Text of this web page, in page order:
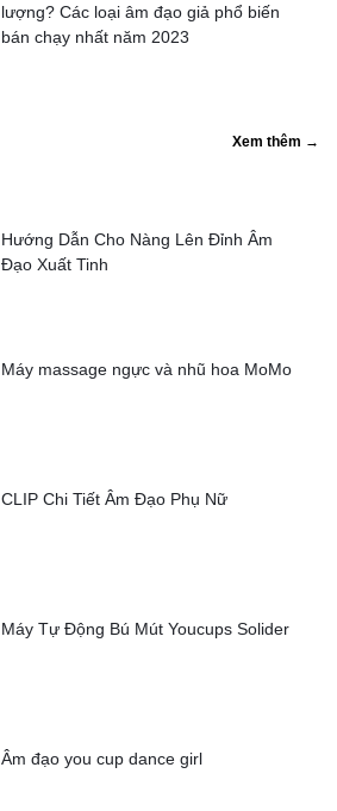
lượng? Các loại âm đạo giả phổ biến
bán chạy nhất năm 2023
Xem thêm →
Hướng Dẫn Cho Nàng Lên Đỉnh Âm
Đạo Xuất Tinh
Máy massage ngực và nhũ hoa MoMo
CLIP Chi Tiết Âm Đạo Phụ Nữ
Máy Tự Động Bú Mút Youcups Solider
Âm đạo you cup dance girl